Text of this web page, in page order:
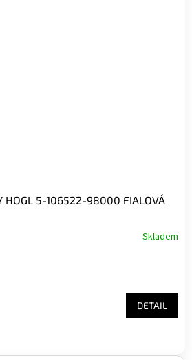
HOGL 5-106522-98000 FIALOVÁ
Skladem
DETAIL